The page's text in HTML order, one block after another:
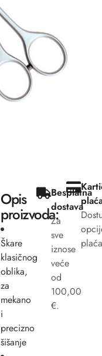
Opis
proizvoda:
Škare
klasičnog
oblika,
za
mekano
i
precizno
šišanje
Besplatna
dostava
Za
sve
iznose
veće
od
100,00
€.